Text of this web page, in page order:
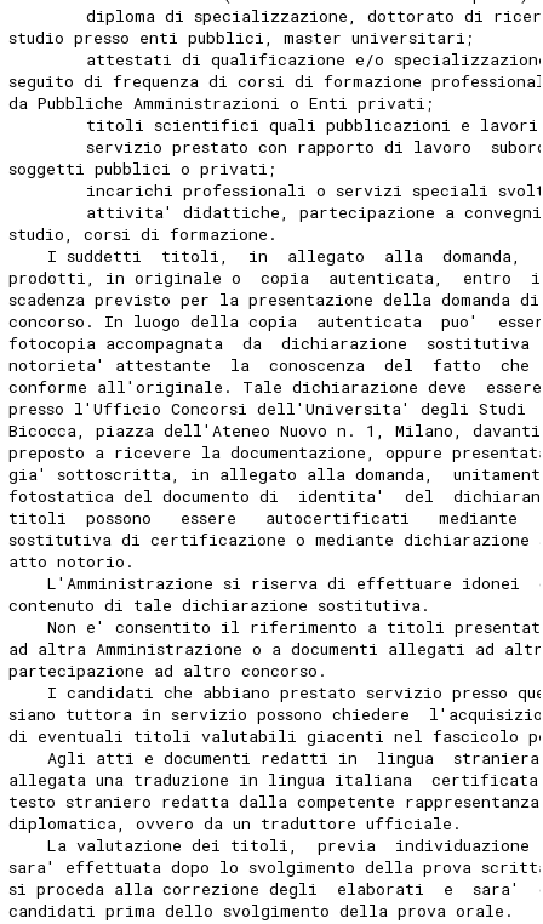
diploma di specializzazione, dottorato di
studio presso enti pubblici, master universitari;
attestati di qualificazione e/o
seguito di frequenza di corsi di formazione
da Pubbliche Amministrazioni o Enti privati;
titoli scientifici quali pubblicazioni e
servizio prestato con rapporto di lavoro
soggetti pubblici o privati;
incarichi professionali o servizi speciali
attivita' didattiche, partecipazione a
studio, corsi di formazione.
I suddetti  titoli,  in  allegato  alla  domanda,
prodotti, in originale o  copia  autenticata,  entro
scadenza previsto per la presentazione della domanda
concorso. In luogo della copia  autenticata  puo'
fotocopia accompagnata  da  dichiarazione
notorieta' attestante  la  conoscenza  del  fatto
conforme all'originale. Tale dichiarazione deve
presso l'Ufficio Concorsi dell'Universita' degli Studi
Bicocca, piazza dell'Ateneo Nuovo n. 1, Milano,
preposto a ricevere la documentazione, oppure
gia' sottoscritta, in allegato alla domanda,
fotostatica del documento di  identita'  del
titoli  possono   essere   autocertificati   mediante
sostitutiva di certificazione o mediante
atto notorio.
L'Amministrazione si riserva di effettuare idonei
contenuto di tale dichiarazione sostitutiva.
Non e' consentito il riferimento a titoli
ad altra Amministrazione o a documenti allegati ad
partecipazione ad altro concorso.
I candidati che abbiano prestato servizio presso
siano tuttora in servizio possono chiedere
di eventuali titoli valutabili giacenti nel fascicolo
Agli atti e documenti redatti in  lingua
allegata una traduzione in lingua italiana  certificata
testo straniero redatta dalla competente
diplomatica, ovvero da un traduttore ufficiale.
La valutazione dei titoli,  previa  individuazione
sara' effettuata dopo lo svolgimento della prova
si proceda alla correzione degli  elaborati  e  sara'
candidati prima dello svolgimento della prova orale.